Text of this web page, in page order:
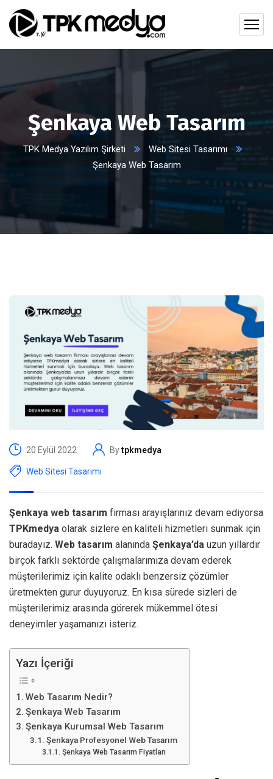
Şenkaya Web Tasarım
TPK Medya Yazılım Şirketi
Web Sitesi Tasarımı
Şenkaya Web Tasarım
20 Eylül 2022 Bytpkmedya
Web Sitesi Tasarımı
Şenkaya web tasarım firması arayışlarınız devam ediyorsa
TPKmedya olarak sizlere en kaliteli hizmetleri sunmak için
buradayız. Web tasarım alanında Şenkaya’da uzun yıllardır
birçok farklı sektörde çalışmalarımıza devam ederek
müşterilerimiz için kalite odaklı benzersiz çözümler
üretmekten gurur duyuyoruz. En kısa sürede sizleri de
müşterilerimiz arasında görerek mükemmel ötesi
deneyimler yaşamanızı isteriz.
Yazı İçeriği
Web Tasarım Nedir?
Şenkaya Web Tasarım
Şenkaya Kurumsal Web Tasarım
Şenkaya Profesyonel Web Tasarım
Şenkaya Web Tasarım Fiyatları